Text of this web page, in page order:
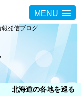
MENU
報発信ブログ
北海道の各地を巡る